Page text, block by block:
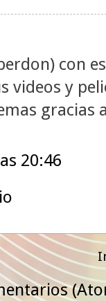
con
videos y
gracias
20:46